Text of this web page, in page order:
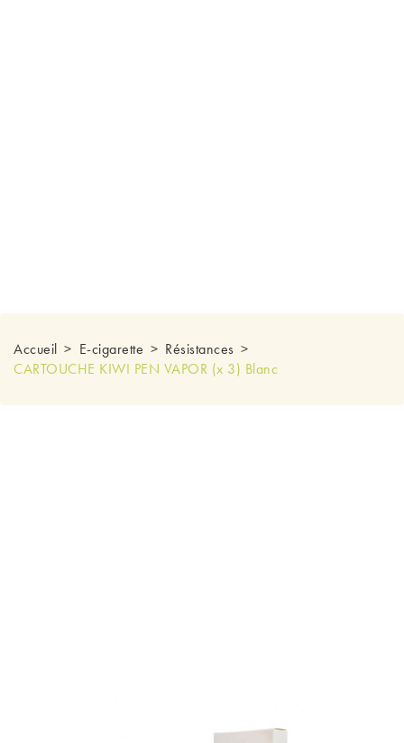
Accueil E-cigarette
Résistances
CARTOUCHE KIWI PEN VAPOR (x 3) Blanc